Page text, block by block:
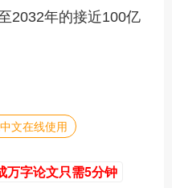
2032年的接近100亿
文在线使用
万字论文只需5分钟